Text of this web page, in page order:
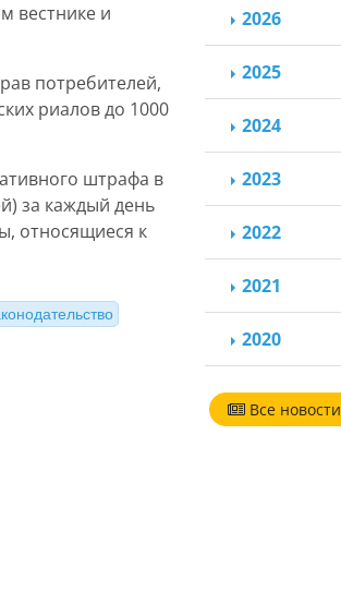
вестнике и
потребителей,
риалов до 1000
штрафа в
за каждый день
относящиеся к
2026
2025
2024
2023
2022
2021
2020
Все новости